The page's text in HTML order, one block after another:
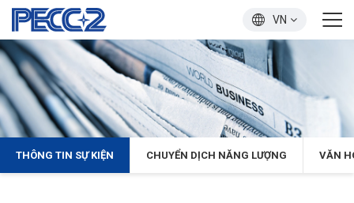
VN
THÔNG TIN SỰ KIỆN CHUYỂN DỊCH NĂNG LƯỢNG VĂN